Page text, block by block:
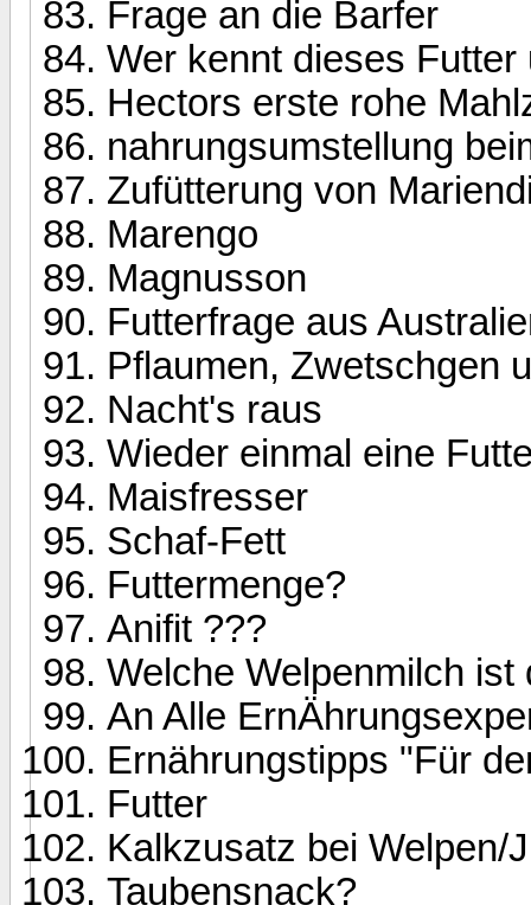
Frage an die Barfer
Wer kennt dieses
Hectors erste rohe
nahrungsumstellung
Zufütterung von
Marengo
Magnusson
Futterfrage aus
Pflaumen, Zwetschgen
Nacht's raus
Wieder einmal eine
Maisfresser
Schaf-Fett
Futtermenge?
Anifit ???
Welche Welpenmilch ist
An Alle
Ernährungstipps "Für
Futter
Kalkzusatz bei Welpen/
Taubensnack?